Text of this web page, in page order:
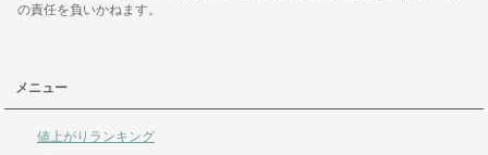
の責任を負いかねます。
メニュー
値上がりランキング